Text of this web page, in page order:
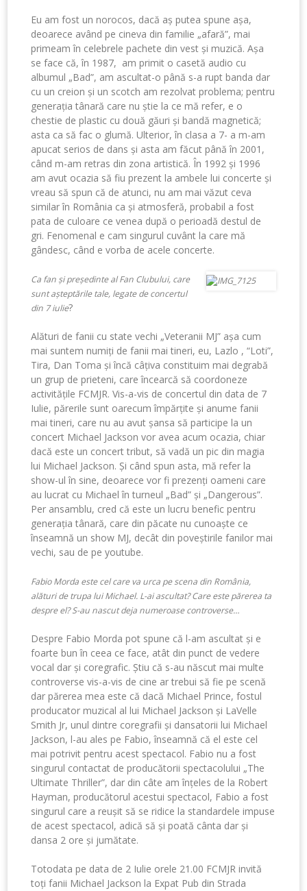
Eu am fost un norocos, dacă aș putea spune așa,
deoarece având pe cineva din familie „afară”, mai
primeam în celebrele pachete din vest și muzică. Așa
se face că, în 1987, am primit o casetă audio cu
albumul „Bad”, am ascultat-o până s-a rupt banda dar
cu un creion și un scotch am rezolvat problema; pentru
generația tânară care nu știe la ce mă refer, e o
chestie de plastic cu două găuri și bandă magnetică;
asta ca să fac o glumă. Ulterior, în clasa a 7- a m-am
apucat serios de dans și asta am făcut până în 2001,
când m-am retras din zona artistică. În 1992 și 1996
am avut ocazia să fiu prezent la ambele lui concerte și
vreau să spun că de atunci, nu am mai văzut ceva
similar în România ca și atmosferă, probabil a fost
pata de culoare ce venea după o perioadă destul de
gri. Fenomenal e cam singurul cuvânt la care mă
gândesc, când e vorba de acele concerte.
Ca fan și președinte al Fan Clubului, care
sunt așteptările tale, legate de concertul
din 7 iulie?
Alături de fanii cu state vechi „Veteranii MJ” așa cum
mai suntem numiți de fanii mai tineri, eu, Lazlo , “Loti”,
Tira, Dan Toma și încă câțiva constituim mai degrabă
un grup de prieteni, care încearcă să coordoneze
activitățile FCMJR. Vis-a-vis de concertul din data de 7
Iulie, părerile sunt oarecum împărțite și anume fanii
mai tineri, care nu au avut șansa să participe la un
concert Michael Jackson vor avea acum ocazia, chiar
dacă este un concert tribut, să vadă un pic din magia
lui Michael Jackson. Și când spun asta, mă refer la
show-ul în sine, deoarece vor fi prezenți oameni care
au lucrat cu Michael în turneul „Bad” și „Dangerous”.
Per ansamblu, cred că este un lucru benefic pentru
generația tânară, care din păcate nu cunoaște ce
înseamnă un show MJ, decât din poveștirile fanilor mai
vechi, sau de pe youtube.
Fabio Morda este cel care va urca pe scena din România,
alături de trupa lui Michael. L-ai ascultat? Care este părerea ta
despre el? S-au nascut deja numeroase controverse…
Despre Fabio Morda pot spune că l-am ascultat și e
foarte bun în ceea ce face, atât din punct de vedere
vocal dar și coregrafic. Știu că s-au născut mai multe
controverse vis-a-vis de cine ar trebui să fie pe scenă
dar părerea mea este că dacă Michael Prince, fostul
producator muzical al lui Michael Jackson și LaVelle
Smith Jr, unul dintre coregrafii și dansatorii lui Michael
Jackson, l-au ales pe Fabio, înseamnă că el este cel
mai potrivit pentru acest spectacol. Fabio nu a fost
singurul contactat de producătorii spectacolului „The
Ultimate Thriller”, dar din câte am înțeles de la Robert
Hayman, producătorul acestui spectacol, Fabio a fost
singurul care a reușit să se ridice la standardele impuse
de acest spectacol, adică să și poată cânta dar și
dansa 2 ore și jumătate.
Totodata pe data de 2 Iulie orele 21.00 FCMJR invită
toți fanii Michael Jackson la Expat Pub din Strada